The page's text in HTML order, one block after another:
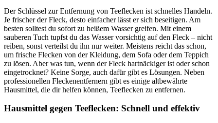
Der Schlüssel zur Entfernung von Teeflecken ist schnelles Handeln.
Je frischer der Fleck, desto einfacher lässt er sich beseitigen. Am
besten solltest du sofort zu heißem Wasser greifen. Mit einem
sauberen Tuch tupfst du das Wasser vorsichtig auf den Fleck – nicht
reiben, sonst verteilst du ihn nur weiter. Meistens reicht das schon,
um frische Flecken von der Kleidung, dem Sofa oder dem Teppich
zu lösen. Aber was tun, wenn der Fleck hartnäckiger ist oder schon
eingetrocknet? Keine Sorge, auch dafür gibt es Lösungen. Neben
professionellen Fleckenentfernern gibt es einige altbewährte
Hausmittel, die dir helfen können, Teeflecken zu entfernen.
Hausmittel gegen Teeflecken: Schnell und effektiv